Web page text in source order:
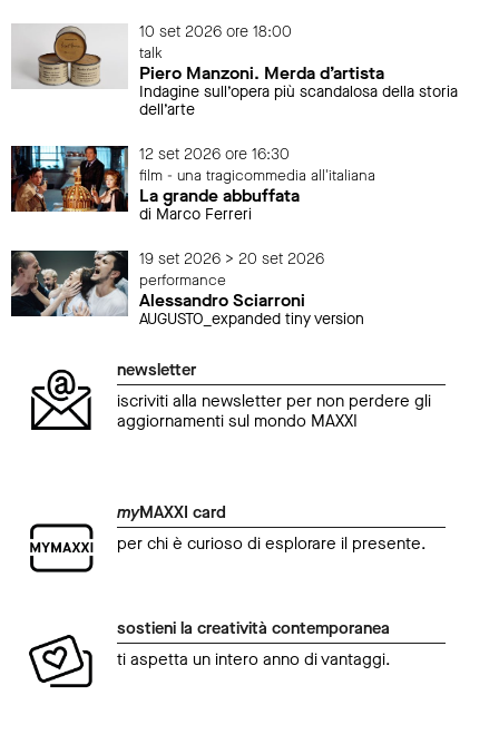
10 set 2026 ore 18:00
talk
Piero Manzoni. Merda d’artista
Indagine sull’opera più scandalosa della storia
dell’arte
12 set 2026 ore 16:30
film - una tragicommedia all'italiana
La grande abbuffata
di Marco Ferreri
19 set 2026 > 20 set 2026
performance
Alessandro Sciarroni
AUGUSTO_expanded tiny version
newsletter
iscriviti alla newsletter per non perdere gli
aggiornamenti sul mondo MAXXI
myMAXXI card
per chi è curioso di esplorare il presente.
sostieni la creatività contemporanea
ti aspetta un intero anno di vantaggi.